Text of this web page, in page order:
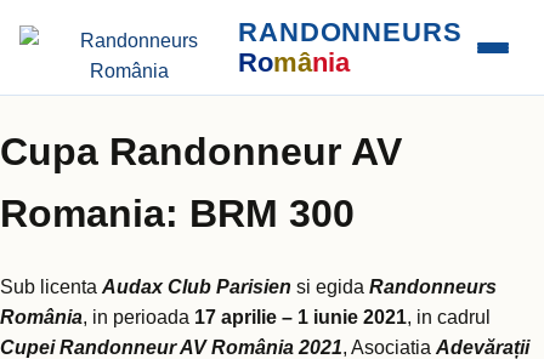
RANDONNEURS
România
Cupa Randonneur AV
Romania: BRM 300
Sub licenta Audax Club Parisien si egida Randonneurs
România, in perioada 17 aprilie – 1 iunie 2021, in cadrul
Cupei Randonneur AV România 2021, Asociatia Adevărații